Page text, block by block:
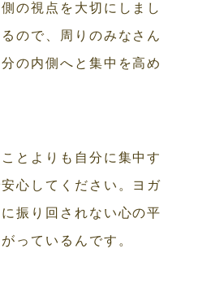
の視点を大切にしまし
ので、周りのみなさん
の内側へと集中を高め
とよりも自分に集中す
心してください。ヨガ
振り回されない心の平
っているんです。